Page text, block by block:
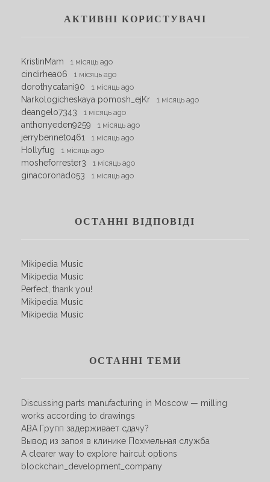
АКТИВНІ КОРИСТУВАЧІ
KristinMam 1 місяць ago
cindirhea06 1 місяць ago
dorothycatani90 1 місяць ago
Narkologicheskaya pomosh_ejKr 1 місяць ago
deangelo7343 1 місяць ago
anthonyeden9259 1 місяць ago
jerrybennet0461 1 місяць ago
Hollyfug 1 місяць ago
mosheforrester3 1 місяць ago
ginacoronado53 1 місяць ago
ОСТАННІ ВІДПОВІДІ
Mikipedia Music
Mikipedia Music
Perfect, thank you!
Mikipedia Music
Mikipedia Music
ОСТАННІ ТЕМИ
Discussing parts manufacturing in Moscow — milling
works according to drawings
АВА Групп задерживает сдачу?
Вывод из запоя в клинике Похмельная служба
A clearer way to explore haircut options
blockchain_development_company